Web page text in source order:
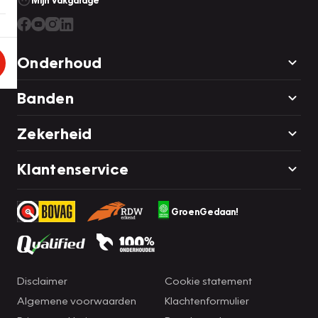
Onderhoud
Banden
Zekerheid
Klantenservice
GroenGedaan!
Disclaimer
Algemene voorwaarden
Cookie statement
Klachtenformulier